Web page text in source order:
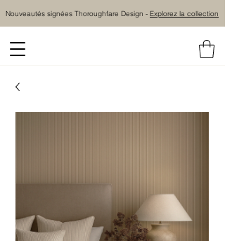
Nouveautés signées Thoroughfare Design - Explorez la collection